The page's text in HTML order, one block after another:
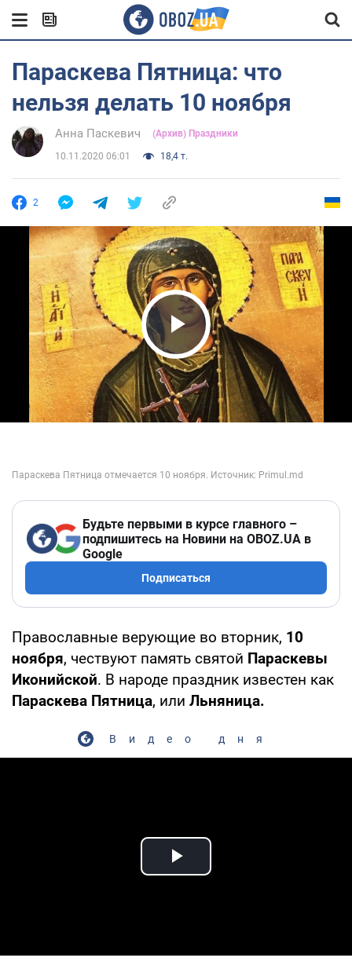
Параскева Пятница: что
нельзя делать 10 ноября
Анна Паскевич (Архив) Праздники
10.11.2020 06:01 18,4 т.
2
Play Video
Будьте первыми в курсе главного –
подпишитесь на Новини на OBOZ.UA в
Google
Подписаться
Православные верующие во вторник, 10
ноября, чествуют память святой Параскевы
Иконийской. В народе праздник известен как
Параскева Пятница, или Льняница.
Видео дня
Play Video